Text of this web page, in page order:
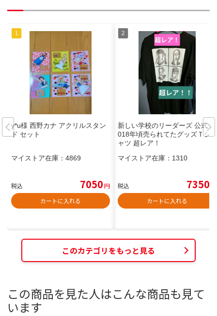
y*u様 西野カナ アクリルスタン
ド セット
マイストア在庫： 4869
税込 7050円
カートに入れる
新しい学校のリーダーズ 公式 2
018年頃売られてたグッズＴシ
ャツ 超レア！
マイストア在庫： 1310
税込 7350
カートに入れる
このカテゴリをもっと見る
この商品を見た人はこんな商品も見て
います